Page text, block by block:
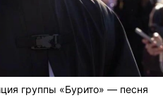
группы «Бурито» — песня